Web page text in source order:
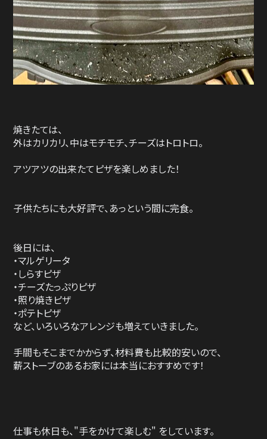
焼きたては、
外はカリカリ、中はモチモチ、チーズはトロトロ。
アツアツの出来たてピザを楽しめました！
子供たちにも大好評で、あっという間に完食。
後日には、
・マルゲリータ
・しらすピザ
・チーズたっぷりピザ
・照り焼きピザ
・ポテトピザ
など、いろいろなアレンジも増えていきました。
手間もそこまでかからず、材料費も比較的安いので、
薪ストーブのあるお家には本当におすすめです！
仕事も休日も、"手をかけて楽しむ" をしています。